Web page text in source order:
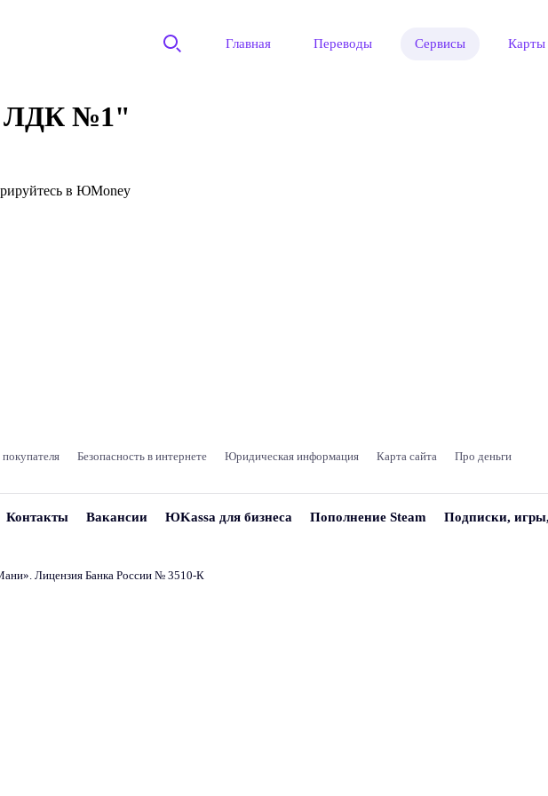
Главная Переводы Сервисы Карты
№1"
в ЮMoney
Безопасность в интернете Юридическая информация Карта сайта Про деньги
Контакты Вакансии ЮKassa для бизнеса Пополнение Steam Подписки,
». Лицензия Банка России № 3510‑К